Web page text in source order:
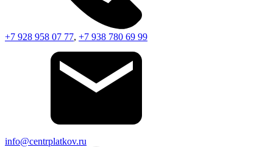
+7 928 958 07 77, +7 938 780 69 99
info@centrplatkov.ru